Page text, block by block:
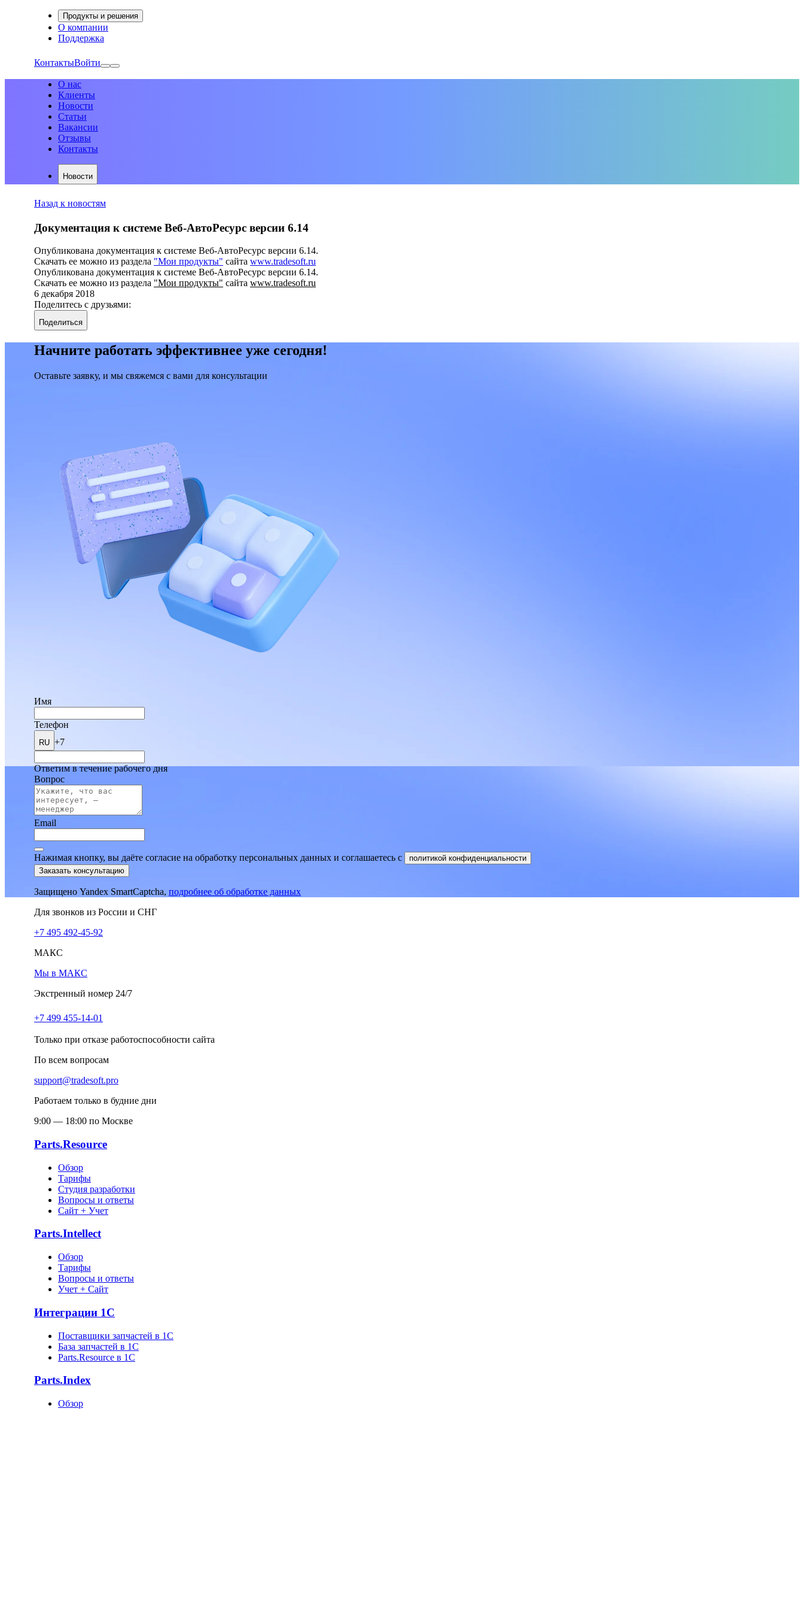
Продукты и решения
О компании
Поддержка
КонтактыВойти
О нас
Клиенты
Новости
Статьи
Вакансии
Отзывы
Контакты
Новости
Назад к новостям
Документация к системе Веб-АвтоРесурс версии 6.14
Опубликована документация к системе Веб-АвтоРесурс версии 6.14.
Скачать ее можно из раздела "Мои продукты" сайта www.tradesoft.ru
Опубликована документация к системе Веб-АвтоРесурс версии 6.14.
Скачать ее можно из раздела "Мои продукты" сайта www.tradesoft.ru
6 декабря 2018
Поделитесь с друзьями:
Поделиться
Начните работать эффективнее уже сегодня!
Оставьте заявку, и мы свяжемся с вами для консультации
Имя
Телефон
RU +7
Ответим в течение рабочего дня
Вопрос
Email
Нажимая кнопку, вы даёте согласие на обработку персональных данных и соглашаетесь c
политикой конфиденциальности
Заказать консультацию
Защищено Yandex SmartCaptcha, подробнее об обработке данных
Для звонков из России и СНГ
+7 495 492-45-92
МАКС
Мы в МАКС
Экстренный номер 24/7
+7 499 455-14-01
Только при отказе работоспособности сайта
По всем вопросам
support@tradesoft.pro
Работаем только в будние дни
9:00 — 18:00 по Москве
Parts.Resource
Обзор
Тарифы
Студия разработки
Вопросы и ответы
Сайт + Учет
Parts.Intellect
Обзор
Тарифы
Вопросы и ответы
Учет + Сайт
Интеграции 1С
Поставщики запчастей в 1C
База запчастей в 1С
Parts.Resource в 1C
Parts.Index
Обзор